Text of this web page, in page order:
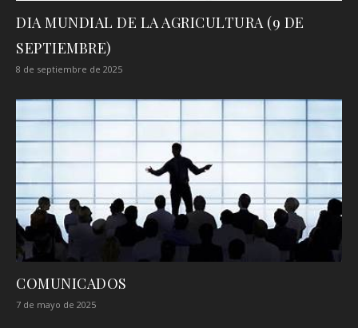
DIA MUNDIAL DE LA AGRICULTURA (9 DE
SEPTIEMBRE)
8 de septiembre de 2025
COMUNICADOS
7 de mayo de 2025